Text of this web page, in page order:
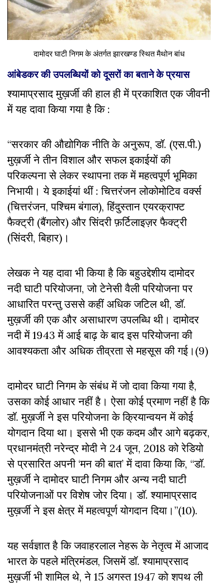
दामोदर घाटी निगम के अंतर्गत झारखण्ड स्थित मैथोन बांध
आंबेडकर की उपलब्धियों को दूसरों का बताने के प्रयास
श्यामाप्रसाद मुख़र्जी की हाल ही में प्रकाशित एक जीवनी
में यह दावा किया गया है कि :
“सरकार की औद्योगिक नीति के अनुरूप, डॉ. (एस.पी.)
मुख़र्जी ने तीन विशाल और सफल इकाईयों की
परिकल्पना से लेकर स्थापना तक में महत्वपूर्ण भूमिका
निभायी। ये इकाईयां थीं : चित्तरंजन लोकोमोटिव वर्क्स
(चित्तरंजन, पश्चिम बंगाल), हिंदुस्तान एयरक्राफ्ट
फैक्ट्री (बैंगलोर) और सिंदरी फ़र्टिलाइज़र फैक्ट्री
(सिंदरी, बिहार)।
लेखक ने यह दावा भी किया है कि बहुउद्देशीय दामोदर
नदी घाटी परियोजना, जो टेनेसी वैली परियोजना पर
आधारित परन्तु उससे कहीं अधिक जटिल थी, डॉ.
मुख़र्जी की एक और असाधारण उपलब्धि थी। दामोदर
नदी में 1943 में आई बाढ़ के बाद इस परियोजना की
आवश्यकता और अधिक तीव्रता से महसूस की गई।(9)
दामोदर घाटी निगम के संबंध में जो दावा किया गया है,
उसका कोई आधार नहीं है। ऐसा कोई प्रमाण नहीं है कि
डॉ. मुख़र्जी ने इस परियोजना के क्रियान्वयन में कोई
योगदान दिया था। इससे भी एक कदम और आगे बढ़कर,
प्रधानमंत्री नरेन्द्र मोदी ने 24 जून, 2018 को रेडियो
से प्रसारित अपनी ‘मन की बात’ में दावा किया कि, “डॉ.
मुख़र्जी ने दामोदर घाटी निगम और अन्य नदी घाटी
परियोजनाओं पर विशेष जोर दिया। डॉ. श्यामाप्रसाद
मुख़र्जी ने इस क्षेत्र में महत्वपूर्ण योगदान दिया।”(10).
यह सर्वज्ञात है कि जवाहरलाल नेहरू के नेतृत्व में आजाद
भारत के पहले मंत्रिमंडल, जिसमें डॉ. श्यामाप्रसाद
मुख़र्जी भी शामिल थे, ने 15 अगस्त 1947 को शपथ ली